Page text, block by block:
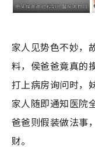
家人见势色不妙，
料，侯爸爸竟真的
打上病房询问时，
家人随即通知医院
爸爸则假装做法
财。